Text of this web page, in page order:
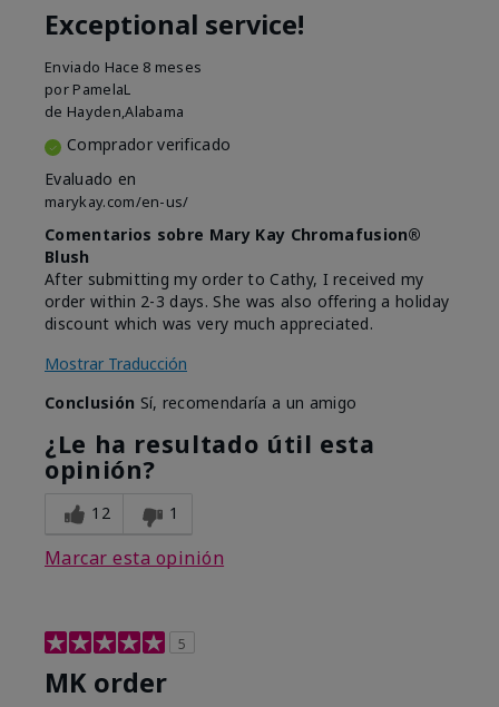
Exceptional service!
Enviado Hace 8 meses
por PamelaL
de Hayden,Alabama
Comprador verificado
Evaluado en
marykay.com/en-us/
Comentarios sobre Mary Kay Chromafusion®
Blush
After submitting my order to Cathy, I received my
order within 2-3 days. She was also offering a holiday
discount which was very much appreciated.
Mostrar Traducción
Conclusión Sí, recomendaría a un amigo
¿Le ha resultado útil esta
opinión?
12 1
Marcar esta opinión
5
MK order